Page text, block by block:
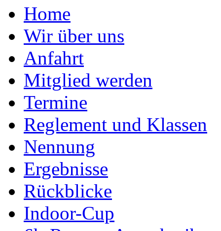
Home
Wir über uns
Anfahrt
Mitglied werden
Termine
Reglement und Klassen
Nennung
Ergebnisse
Rückblicke
Indoor-Cup